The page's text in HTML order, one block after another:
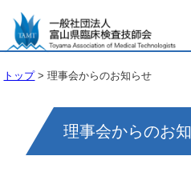
トップ>理事会からのお知らせ
理事会からのお